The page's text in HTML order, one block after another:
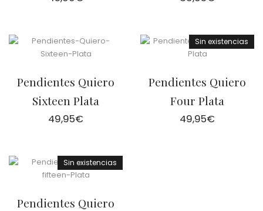
Pendientes Quiero
Sixteen Plata
49,95€
Sin existencias
Pendientes Quiero
Four Plata
49,95€
Sin existencias
Pendientes Quiero